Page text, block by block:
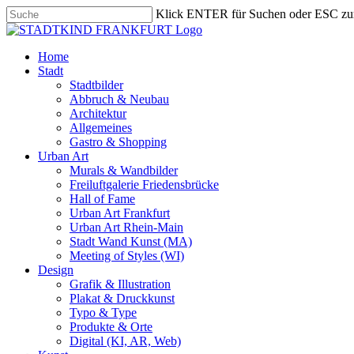
Skip
to
content
Klick ENTER für Suchen oder ESC
Close
search
Menu
Home
Stadt
Stadtbilder
Abbruch & Neubau
Architektur
Allgemeines
Gastro & Shopping
Urban Art
Murals & Wandbilder
Freiluftgalerie Friedensbrücke
Hall of Fame
Urban Art Frankfurt
Urban Art Rhein-Main
Stadt Wand Kunst (MA)
Meeting of Styles (WI)
Design
Grafik & Illustration
Plakat & Druckkunst
Typo & Type
Produkte & Orte
Digital (KI, AR, Web)